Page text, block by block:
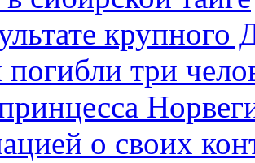
крупного
погибли три
о своих